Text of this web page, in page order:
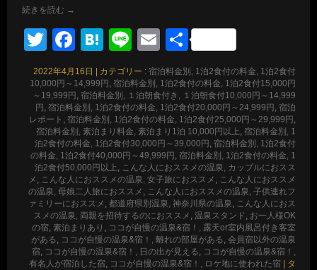
続きを読む →
TwitterFacebook
Hatena
LineEmail
共
有
2022年4月16日 カテゴリー : 宿泊料金別, 1泊2食付の料金, 1泊2食付
10,000円～14,999円 , 宿泊料金別, 1泊2食付の料金, 1泊2食付15,000円
～19,999円 , 宿泊料金別, １泊朝食付き, １泊朝食付10,000円～14,999
円 , 宿泊料金別, 1泊2食付の料金, 1泊2食付20,000円～24,999円 , 宿泊
レポート , 宿泊料金別, 1泊2食付の料金, 1泊2食付25,000円～29,999円 ,
宿泊料金別, 素泊まり料金, 素泊まり1泊 10,000円以上, 宿泊料金別, 1
泊2食付の料金, 1泊2食付30,000円～39,000円 , 宿泊料金別, 1泊2食付
の料金, 1泊2食付40,000円～49,999円 , 宿泊料金別, 1泊2食付の料金, 1
泊2食付50,000円以上, こんな人におススメの温泉, カップルにおスス
メ , こんな人におススメの温泉, 女子旅におススメ , こんな人におススメ
の温泉, 母娘二人旅におススメ , こんな人におススメの温泉, 子供連れフ
ァミリーにおススメ , 都道府県別温泉, 神奈川県の温泉, こんな人におス
スメの温泉, 両親を招待するのにおススメ , 温泉スタンド , お一人様OK
の宿, 素泊まりあり , ココが自慢の温泉&宿！, 露天or室内風呂付き客室
がある, ココが自慢の温泉&宿！, 離れの部屋がある, 会員宿以外の温泉
宿, ココが自慢の温泉&宿！, 日の出が見える, ココが自慢の温泉&宿！,
有名人が宿泊した宿, ココが自慢の温泉&宿！, ロケ地に使われた宿
タ